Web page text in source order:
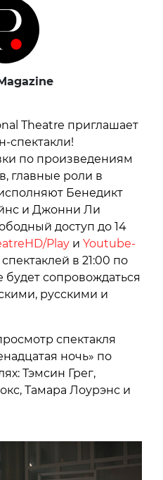
Theatre приглашает
спектакли!
по произведениям
главные роли в
Бенедикт
и Джонни Ли
доступ до 14
Play и Youtube-
в 21:00 по
сопровождаться
русскими и
спектакля
ночь» по
Тэмсин Грег,
Тамара Лоурэнс и